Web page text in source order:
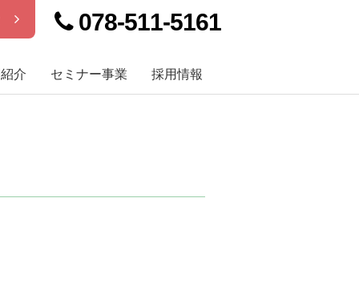
078-511-5161
介 セミナー事業 採用情報